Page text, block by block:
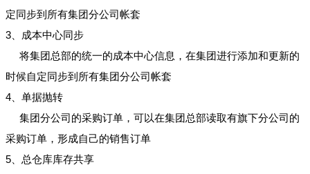
定同步到所有集团分公司帐套
3、成本中心同步
将集团总部的统一的成本中心信息，在集团进行添加和更新的
时候自定同步到所有集团分公司帐套
4、单据抛转
集团分公司的采购订单，可以在集团总部读取有旗下分公司的
采购订单，形成自己的销售订单
5、总仓库库存共享